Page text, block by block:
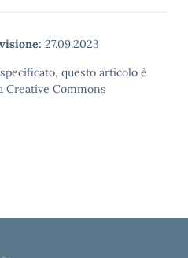
27.09.2023
questo articolo è
Creative Commons